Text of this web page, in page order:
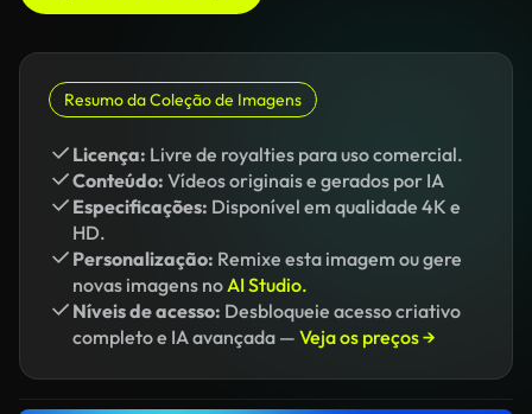
Resumo da Coleção de Imagens
Licença: Livre de royalties para uso comercial.
Conteúdo: Vídeos originais e gerados por IA
Especificações: Disponível em qualidade 4K e
HD.
Personalização: Remixe esta imagem ou gere
novas imagens noAI Studio.
Níveis de acesso: Desbloqueie acesso criativo
completo e IA avançada — Veja os preços →